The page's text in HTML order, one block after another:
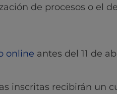
de procesos o el
online antes del 11 de
inscritas recibirán un